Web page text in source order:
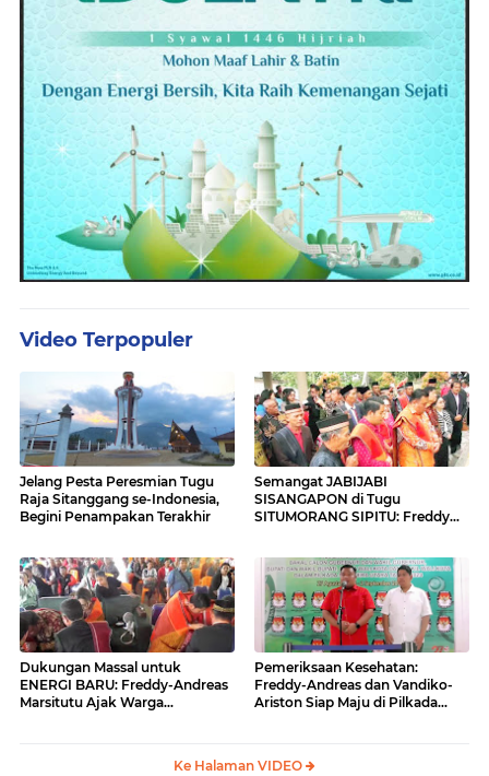
Video Terpopuler
Jelang Pesta Peresmian Tugu
Raja Sitanggang se-Indonesia,
Begini Penampakan Terakhir
Semangat JABIJABI
SISANGAPON di Tugu
SITUMORANG SIPITU: Freddy
Dukungan Massal untuk
ENERGI BARU: Freddy-Andreas
Marsitutu Ajak Warga
Pemeriksaan Kesehatan:
Freddy-Andreas dan Vandiko-
Ariston Siap Maju di Pilkada
Ke Halaman VIDEO